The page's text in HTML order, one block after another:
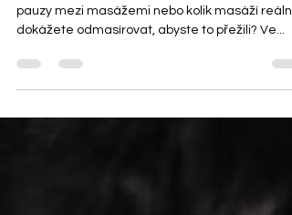
a neumřít bolestí?
pauzy mezi masážemi nebo kolik masáží reálně